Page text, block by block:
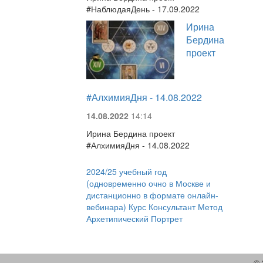
#НаблюдаяДень - 17.09.2022
Ирина
Бердина
проект
#АлхимияДня - 14.08.2022
14.08.2022 14:14
Ирина Бердина проект
#АлхимияДня - 14.08.2022
2024/25 учебный год
(одновременно очно в Москве и
дистанционно в формате онлайн-
вебинара) Курс Консультант Метод
Архетипический Портрет